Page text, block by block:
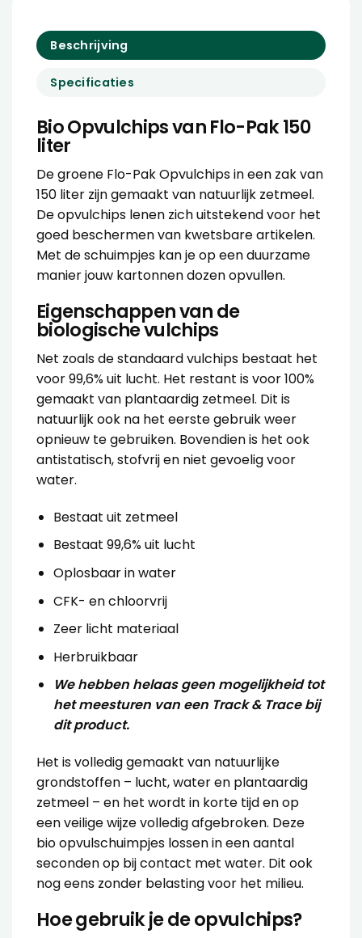
Beschrijving
Specificaties
Bio Opvulchips van Flo-Pak 150
liter
De groene Flo-Pak Opvulchips in een zak van
150 liter zijn gemaakt van natuurlijk zetmeel.
Deopvulchips lenen zich uitstekend voor het
goed beschermen van kwetsbare artikelen.
Met de schuimpjes kan je op een duurzame
manier jouw kartonnen dozen opvullen.
Eigenschappen van de
biologische vulchips
Net zoals de standaard vulchips bestaat het
voor 99,6% uit lucht. Het restant is voor 100%
gemaakt van plantaardig zetmeel. Dit is
natuurlijk ook na het eerste gebruik weer
opnieuw te gebruiken. Bovendien is het ook
antistatisch, stofvrij en niet gevoelig voor
water.
Bestaat uit zetmeel
Bestaat 99,6% uit lucht
Oplosbaar in water
CFK- en chloorvrij
Zeer licht materiaal
Herbruikbaar
We hebben helaas geen mogelijkheid tot
het meesturen van een Track & Trace bij
dit product.
Het is volledig gemaakt van natuurlijke
grondstoffen – lucht, water en plantaardig
zetmeel – en het wordt in korte tijd en op
een veilige wijze volledig afgebroken. Deze
bio opvulschuimpjes lossen in een aantal
seconden op bij contact met water. Dit ook
nog eens zonder belasting voor het milieu.
Hoe gebruik je de opvulchips?